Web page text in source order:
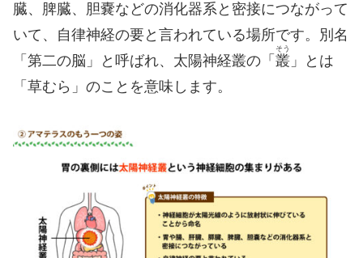
臓、脾臓、胆嚢などの消化器系と密接につながって
いて、自律神経の要と言われている場所です。別名
「第二の脳」と呼ばれ、太陽神経叢の「 叢
そう
」とは
「草むら」のことを意味します。